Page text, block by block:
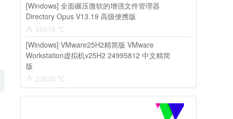
[Windows] 全面碾压微软的增强文件管理器
Directory Opus V13.19 高级便携版
15578 ℃
[Windows] VMware25H2精简版 VMware
Workstation虚拟机v25H2 24995812 中文精简
版
22630 ℃